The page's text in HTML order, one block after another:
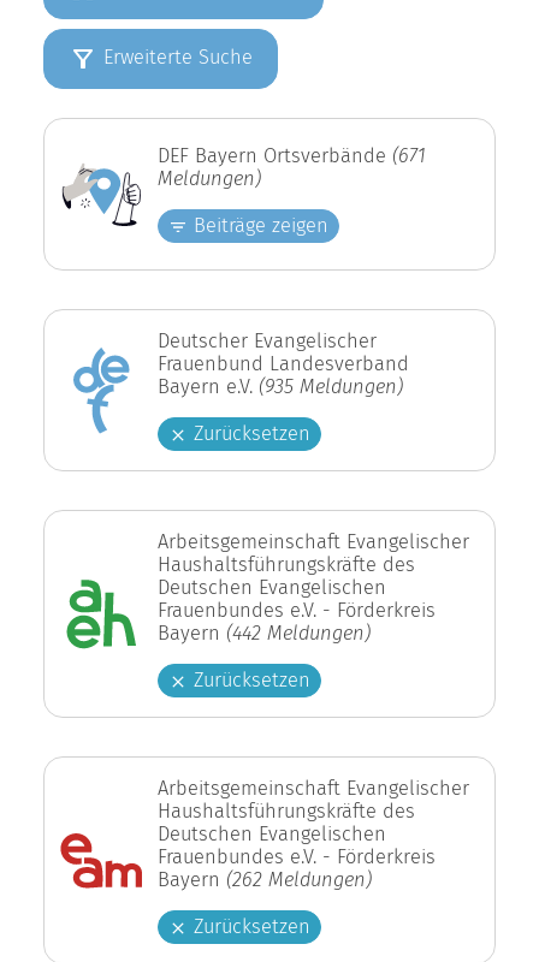
Erweiterte Suche
DEF Bayern Ortsverbände (671
Meldungen)
Beiträge zeigen
Deutscher Evangelischer
Frauenbund Landesverband
Bayern e.V. (935 Meldungen)
Zurücksetzen
Arbeitsgemeinschaft Evangelischer
Haushaltsführungskräfte des
Deutschen Evangelischen
Frauenbundes e.V. - Förderkreis
Bayern (442 Meldungen)
Zurücksetzen
Arbeitsgemeinschaft Evangelischer
Haushaltsführungskräfte des
Deutschen Evangelischen
Frauenbundes e.V. - Förderkreis
Bayern (262 Meldungen)
Zurücksetzen